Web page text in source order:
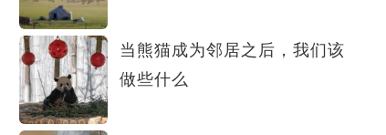
当熊猫成为邻居之后，我们该
做些什么
520反诈情景短剧：朋友，你到底在找啥？